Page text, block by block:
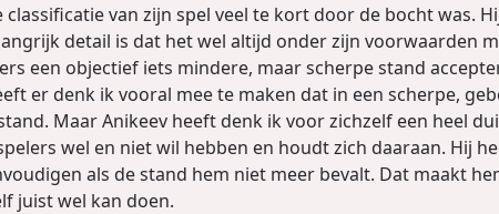
van zijn spel veel te kort door de bocht was.
detail is dat het wel altijd onder zijn voorwaarden
een objectief iets mindere, maar scherpe stand
er denk ik vooral mee te maken dat in een scherpe,
Maar Anikeev heeft denk ik voor zichzelf een heel
wel en niet wil hebben en houdt zich daaraan. Hij
als de stand hem niet meer bevalt. Dat maakt
juist wel kan doen.